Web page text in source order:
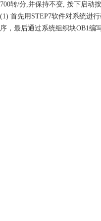
700转/分,并保持不变, 按下启动
(1) 首先用 STEP7软件对系统进
序，最后通过系统组织块OB1编